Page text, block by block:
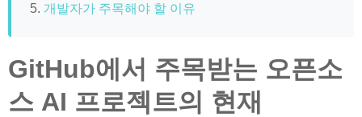
개발자가 주목해야 할 이유
GitHub에서 주목받는 오픈소
스 AI 프로젝트의 현재